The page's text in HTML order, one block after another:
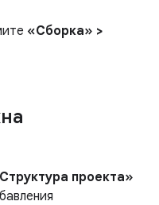
«Сборка» >
проекта»